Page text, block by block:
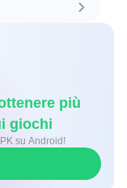
più
giochi
APK su Android!